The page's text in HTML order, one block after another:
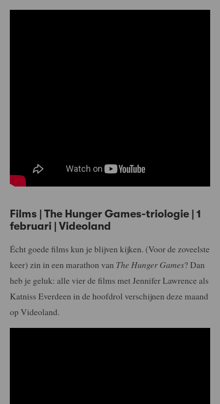
Films | The Hunger Games-triologie | 1
februari | Videoland
Écht goede films kun je blijven kijken. (Voor de zoveelste
keer) zin in een marathon van The Hunger Games? Dan
heb je geluk: alle vier de films met Jennifer Lawrence als
Katniss Everdeen in de hoofdrol verschijnen deze maand
op Videoland.